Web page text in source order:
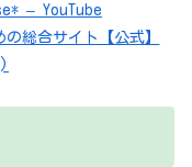
– YouTube
総合サイト【公式】